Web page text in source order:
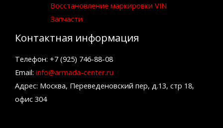
Восстановление маркировки VIN
Запчасти
Контактная информация
Телефон: +7 (925) 746-88-08
Email: info@armada-center.ru
Адрес: Москва, Переведеновский пер, д.13, стр 18,
офис 304